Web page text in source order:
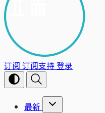
订阅 订阅支持登录
最新